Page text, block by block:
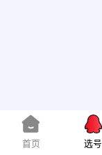
首页 选号